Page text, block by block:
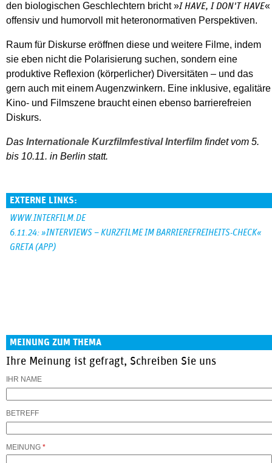
den biologischen Geschlechtern bricht »I HAVE, I DON'T HAVE«
offensiv und humorvoll mit heteronormativen Perspektiven.
Raum für Diskurse eröffnen diese und weitere Filme, indem
sie eben nicht die Polarisierung suchen, sondern eine
produktive Reflexion (körperlicher) Diversitäten – und das
gern auch mit einem Augenzwinkern. Eine inklusive, egalitäre
Kino- und Filmszene braucht einen ebenso barrierefreien
Diskurs.
Das Internationale Kurzfilmfestival Interfilm findet vom 5.
bis 10.11. in Berlin statt.
EXTERNE LINKS:
WWW.INTERFILM.DE
6.11.24: »INTERVIEWS – KURZ­­FILME IM BARRIEREFREIHEITS-CHECK«
GRETA (APP)
MEINUNG ZUM THEMA
Ihre Meinung ist gefragt, Schreiben Sie uns
IHR NAME
BETREFF
MEINUNG *